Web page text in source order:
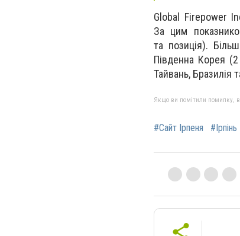
Global Firepower
За цим
та позиція).
Південна Корея (2
Тайвань, Бразилія
Якщо ви помітили помилку,
#Сайт Ірпеня #Ірпінь